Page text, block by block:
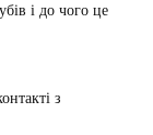
і до чого це
з